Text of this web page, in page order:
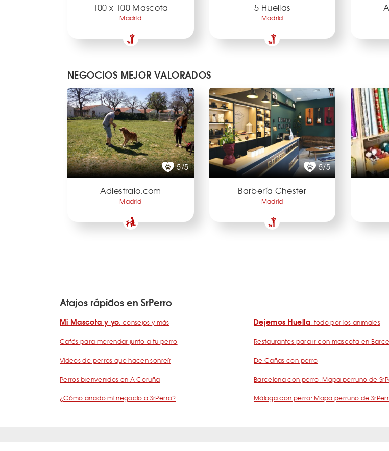
100 x 100 Mascota
Madrid
5 Huellas
Madrid
NEGOCIOS MEJOR VALORADOS
5/5
Adiestralo.com
Madrid
5/5
Barbería Chester
Madrid
Atajos rápidos en SrPerro
Mi Mascota y yo: consejos y más
Cafés para merendar junto a tu perro
Vídeos de perros que hacen sonreír
Perros bienvenidos en A Coruña
¿Cómo añado mi negocio a SrPerro?
Dejemos Huella: todo por los animales
Restaurantes para ir con mascota en
De Cañas con perro
Barcelona con perro: Mapa perruno de
Málaga con perro: Mapa perruno de